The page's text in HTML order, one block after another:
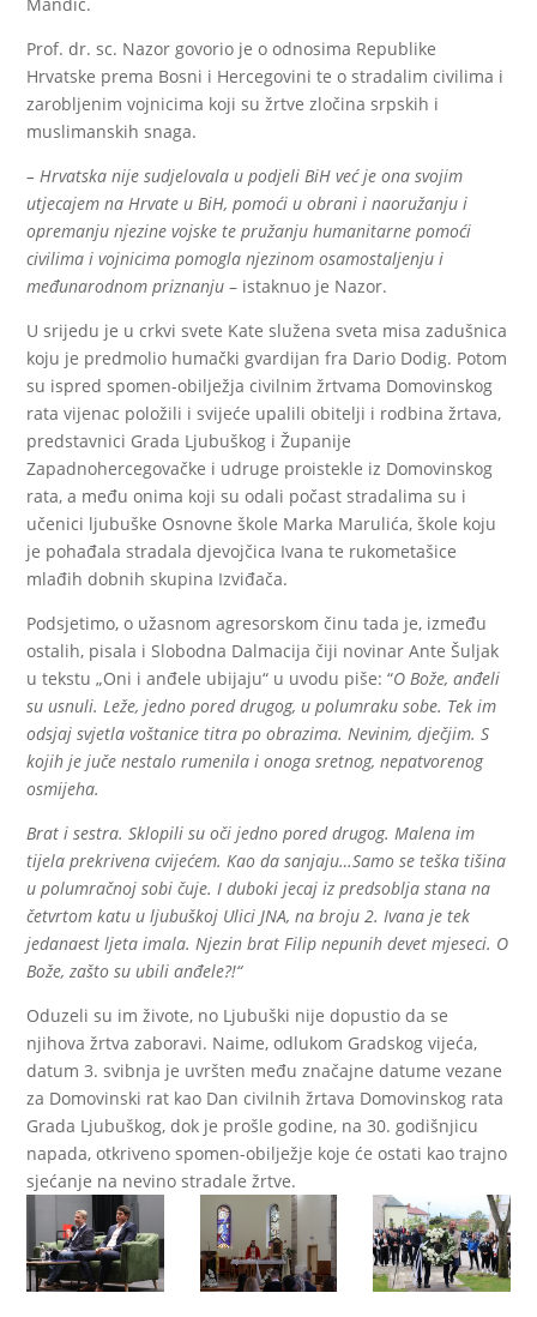
Prof. dr. sc. Nazor govorio je o odnosima Republike
Hrvatske prema Bosni i Hercegovini te o stradalim civilima i
zarobljenim vojnicima koji su žrtve zločina srpskih i
muslimanskih snaga.
– Hrvatska nije sudjelovala u podjeli BiH već je ona svojim
utjecajem na Hrvate u BiH, pomoći u obrani i naoružanju i
opremanju njezine vojske te pružanju humanitarne pomoći
civilima i vojnicima pomogla njezinom osamostaljenju i
međunarodnom priznanju – istaknuo je Nazor.
U srijedu je u crkvi svete Kate služena sveta misa zadušnica
koju je predmolio humački gvardijan fra Dario Dodig. Potom
su ispred spomen-obilježja civilnim žrtvama Domovinskog
rata vijenac položili i svijeće upalili obitelji i rodbina žrtava,
predstavnici Grada Ljubuškog i Županije
Zapadnohercegovačke i udruge proistekle iz Domovinskog
rata, a među onima koji su odali počast stradalima su i
učenici ljubuške Osnovne škole Marka Marulića, škole koju
je pohađala stradala djevojčica Ivana te rukometašice
mlađih dobnih skupina Izviđača.
Podsjetimo, o užasnom agresorskom činu tada je, između
ostalih, pisala i Slobodna Dalmacija čiji novinar Ante Šuljak
u tekstu „Oni i anđele ubijaju“ u uvodu piše: “O Bože, anđeli
su usnuli. Leže, jedno pored drugog, u polumraku sobe. Tek im
odsjaj svjetla voštanice titra po obrazima. Nevinim, dječjim. S
kojih je juče nestalo rumenila i onoga sretnog, nepatvorenog
osmijeha.
Brat i sestra. Sklopili su oči jedno pored drugog. Malena im
tijela prekrivena cvijećem. Kao da sanjaju…Samo se teška tišina
u polumračnoj sobi čuje. I duboki jecaj iz predsoblja stana na
četvrtom katu u ljubuškoj Ulici JNA, na broju 2. Ivana je tek
jedanaest ljeta imala. Njezin brat Filip nepunih devet mjeseci. O
Bože, zašto su ubili anđele?!“
Oduzeli su im živote, no Ljubuški nije dopustio da se
njihova žrtva zaboravi. Naime, odlukom Gradskog vijeća,
datum 3. svibnja je uvršten među značajne datume vezane
za Domovinski rat kao Dan civilnih žrtava Domovinskog rata
Grada Ljubuškog, dok je prošle godine, na 30. godišnjicu
napada, otkriveno spomen-obilježje koje će ostati kao trajno
sjećanje na nevino stradale žrtve.